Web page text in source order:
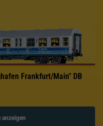
Frankfurt/Main" DB
anzeigen